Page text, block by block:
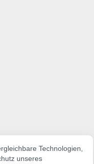
Technologien,
unseres